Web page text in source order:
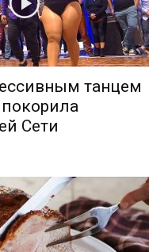
танцем
Сети